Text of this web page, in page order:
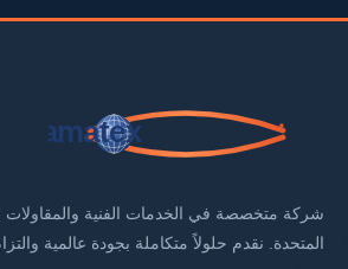
ramatex
شركة متخصصة في الخدمات الفنية والمقاولات
المتحدة. نقدم حلولاً متكاملة بجودة عالمية